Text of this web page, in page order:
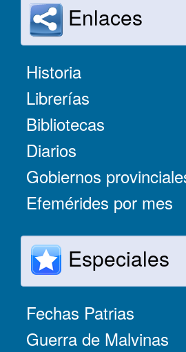
Enlaces
Historia
Librerías
Bibliotecas
Diarios
Gobiernos
Efemérides por mes
Especiales
Fechas Patrias
Guerra de Malvinas